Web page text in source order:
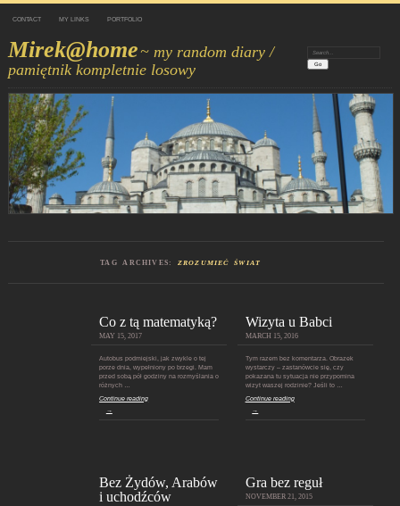
CONTACT MY LINKS PORTFOLIO
Mirek@home~ my random diary /
pamiętnik kompletnie losowy
Search:
TAG ARCHIVES: ZROZUMIEĆ ŚWIAT
Co z tą matematyką?
MAY 15, 2017
Autobus podmiejski, jak zwykle o tej
porze dnia, wypełniony po brzegi. Mam
przed sobą pół godziny na rozmyślania o
różnych …
Continue reading
→
Wizyta u Babci
MARCH 15, 2016
Tym razem bez komentarza. Obrazek
wystarczy – zastanówcie się, czy
pokazana tu sytuacja nie przypomina
wizyt waszej rodzinie? Jeśli to …
Continue reading
→
Bez Żydów, Arabów
i uchodźców
Gra bez reguł
NOVEMBER 21, 2015